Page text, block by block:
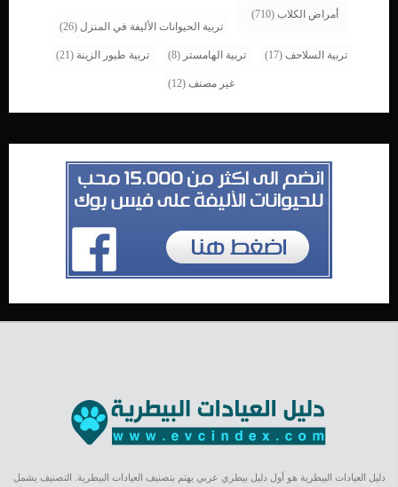
أمراض الكلاب (710)
تربية الحيوانات الأليفة في المنزل (26)
تربية السلاحف (17) تربية الهامستر (8) تربية طيور الزينة (21)
غير مصنف (12)
دليل العيادات البيطرية هو أول دليل بيطري عربي يهتم بتصنيف العيادات البيطرية. التصنيف يشمل